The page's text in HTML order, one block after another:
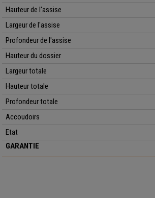
Hauteur de l'assise
Largeur de l'assise
Profondeur de l'assise
Hauteur du dossier
Largeur totale
Hauteur totale
Profondeurtotale
Accoudoirs
Etat
GARANTIE